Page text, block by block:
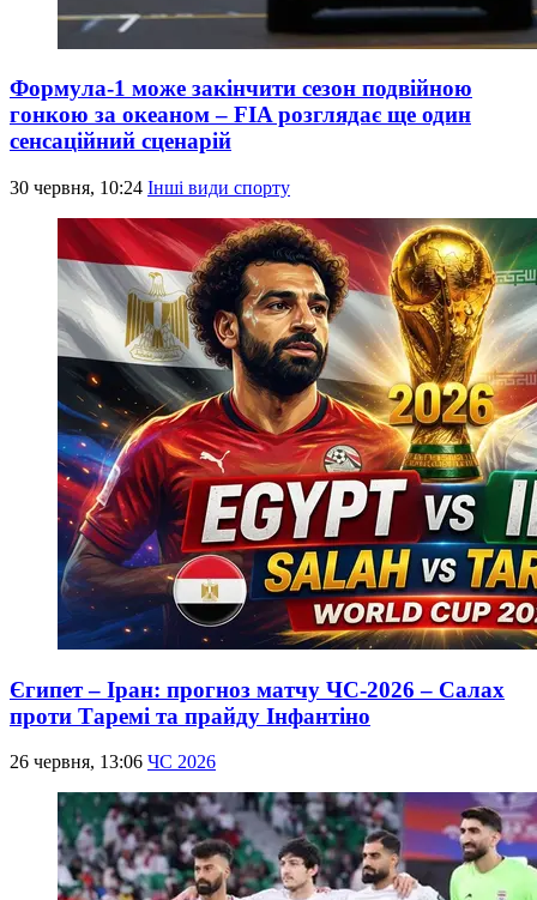
Формула-1 може закінчити сезон подвійною
гонкою за океаном – FIA розглядає ще один
сенсаційний сценарій
30 червня, 10:24 Інші види спорту
Єгипет – Іран: прогноз матчу ЧС-2026 – Салах
проти Таремі та прайду Інфантіно
26 червня, 13:06 ЧС 2026